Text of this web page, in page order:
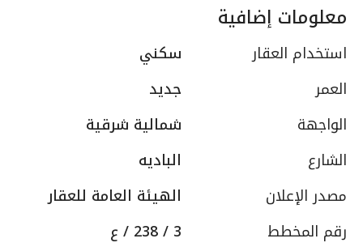
معلومات إضافية
استخدام العقار
سكني
العمر
جديد
الواجهة
شمالية شرقية
الشارع
الباديه
مصدر الإعلان
الهيئة العامة للعقار
رقم المخطط
3 / 238 / ع